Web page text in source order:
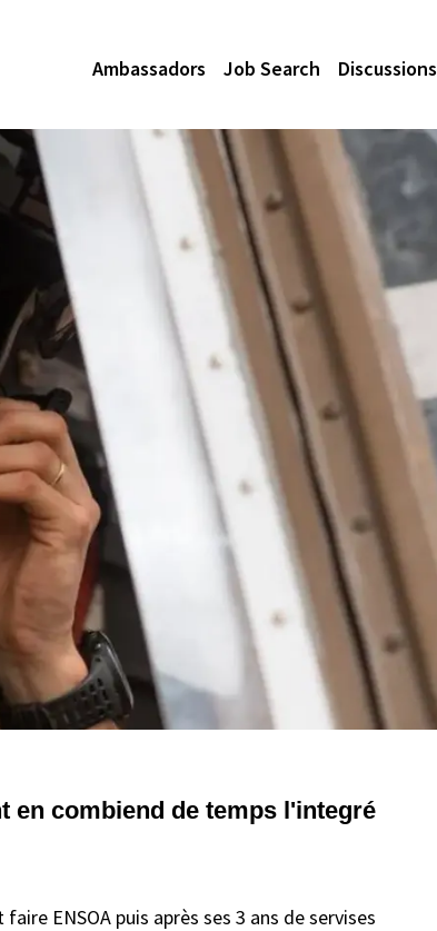
Ambassadors Job Search Discussions
en combiend de temps l'integré
ENSOA puis après ses 3 ans de servises